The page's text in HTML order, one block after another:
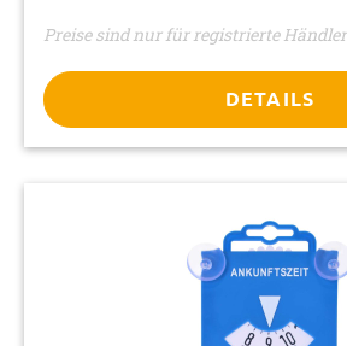
gelb• Material 100% Polyester• Größe:
Preise sind nur für registrierte
DETAILS